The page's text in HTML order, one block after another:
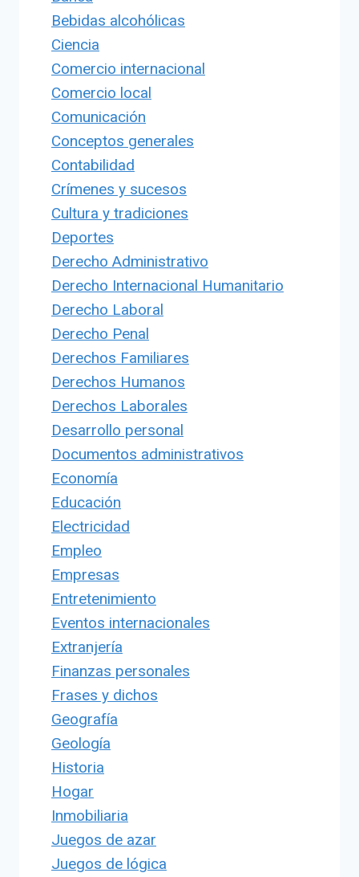
Bebidas alcohólicas
Ciencia
Comercio internacional
Comercio local
Comunicación
Conceptos generales
Contabilidad
Crímenes y sucesos
Cultura y tradiciones
Deportes
Derecho Administrativo
Derecho Internacional Humanitario
Derecho Laboral
Derecho Penal
Derechos Familiares
Derechos Humanos
Derechos Laborales
Desarrollo personal
Documentos administrativos
Economía
Educación
Electricidad
Empleo
Empresas
Entretenimiento
Eventos internacionales
Extranjería
Finanzas personales
Frases y dichos
Geografía
Geología
Historia
Hogar
Inmobiliaria
Juegos de azar
Juegos de lógica